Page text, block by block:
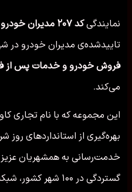
نمایندگیکد ۲۰۷ مدیران خودرو - کاویانی
تاییدشده‌ی مدیران خودرو در
فروش خودرو و خدمات پس از
می‌کند.
این مجموعه که با نام تجاری
بهره‌گیری از استانداردهای روز
خدمت‌رسانی به همشهریان
گستردگی در ۱۰۰